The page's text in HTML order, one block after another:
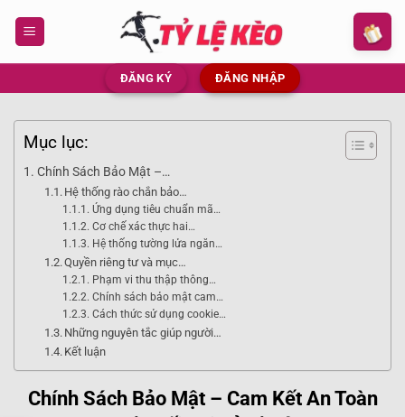
qua
ĐĂNG KÝ ĐĂNG NHẬP
Mục lục:
Chính Sách Bảo Mật –…
Hệ thống rào chắn bảo…
Ứng dụng tiêu chuẩn mã…
Cơ chế xác thực hai…
Hệ thống tường lửa ngăn…
Quyền riêng tư và mục…
Phạm vi thu thập thông…
Chính sách bảo mật cam…
Cách thức sử dụng cookie…
Những nguyên tắc giúp người…
Kết luận
Chính Sách Bảo Mật – Cam Kết An Toàn